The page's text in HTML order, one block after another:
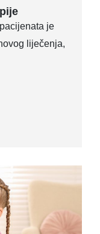
je
liječenja,